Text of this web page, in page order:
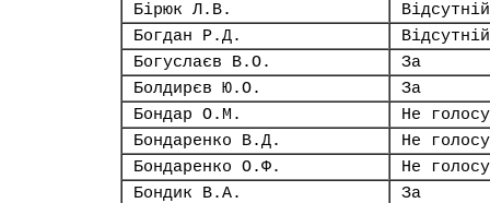
Бірюк Л.В.
Відсутній
Богдан Р.Д.
Відсутній
Богуслаєв В.О.
За
Болдирєв Ю.О.
За
Бондар О.М.
Не
Бондаренко В.Д.
Не
Бондаренко О.Ф.
Не
Бондик В.А.
За